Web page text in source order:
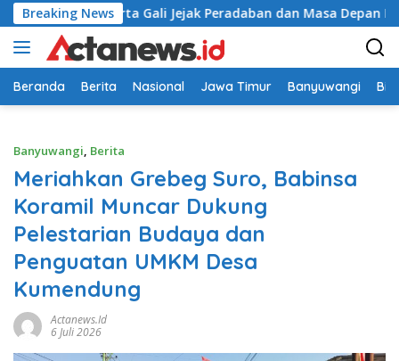
Langsung
ke
konten
Breaking News
Peserta Gali Jejak Peradaban dan Masa Depan Budaya
Beranda Berita Nasional Jawa Timur Banyuwangi
Banyuwangi, Berita
Meriahkan Grebeg Suro, Babinsa
Koramil Muncar Dukung
Pelestarian Budaya dan
Penguatan UMKM Desa
Kumendung
Actanews.id
6 Juli 2026